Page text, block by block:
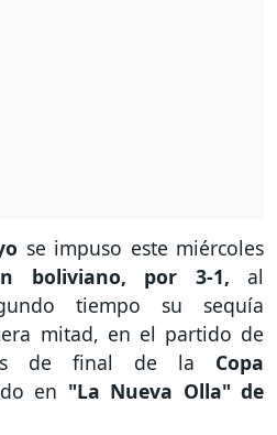
se impuso este miércoles
boliviano, por 3-1, al
tiempo su sequía
mitad, en el partido de
de final de la Copa
en "La Nueva Olla" de